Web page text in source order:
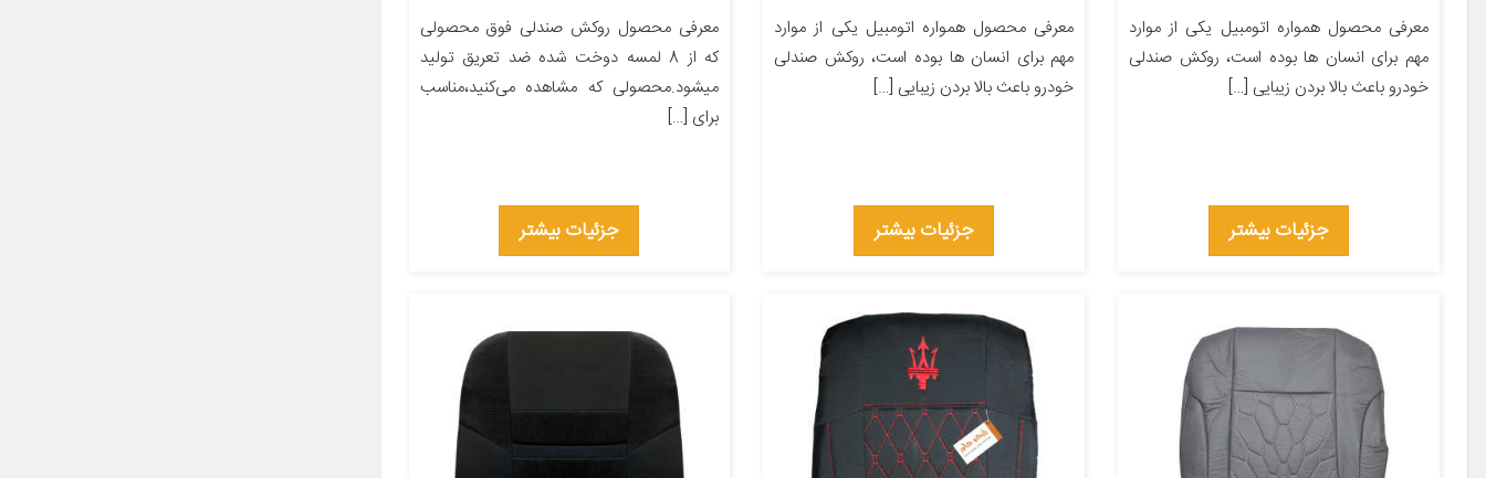
معرفی محصول همواره اتومبیل یکی از موارد
مهم برای انسان ها بوده است، روکش صندلی
خودرو باعث بالا بردن زیبایی […]
جزئیات بیشتر
معرفی محصول همواره اتومبیل یکی از موارد
مهم برای انسان ها بوده است، روکش صندلی
خودرو باعث بالا بردن زیبایی […]
جزئیات بیشتر
معرفی محصول روکش صندلی فوق محصولی
که از 8 لمسه دوخت شده ضد تعریق تولید
میشود.محصولی که مشاهده می‌کنید،مناسب
برای […]
جزئیات بیشتر